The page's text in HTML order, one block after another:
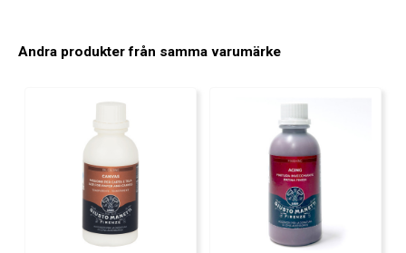
Andra produkter från samma varumärke